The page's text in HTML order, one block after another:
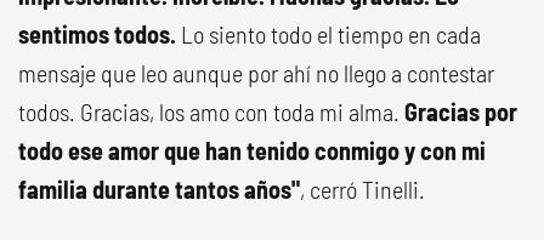
sentimos todos. Lo siento todo el tiempo en cada
mensaje que leo aunque por ahí no llego a contestar
todos. Gracias, los amo con toda mi alma. Gracias por
todo ese amor que han tenido conmigo y con mi
familia durante tantos años", cerró Tinelli.